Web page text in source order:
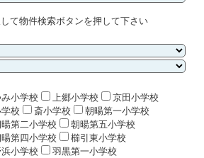
て物件検索ボタンを押して下さい
小学校 上郷小学校
京田小学校
校 斎小学校
朝暘第一小学校
第二小学校
朝暘第五小学校
第四小学校
櫛引東小学校
小学校
羽黒第一小学校